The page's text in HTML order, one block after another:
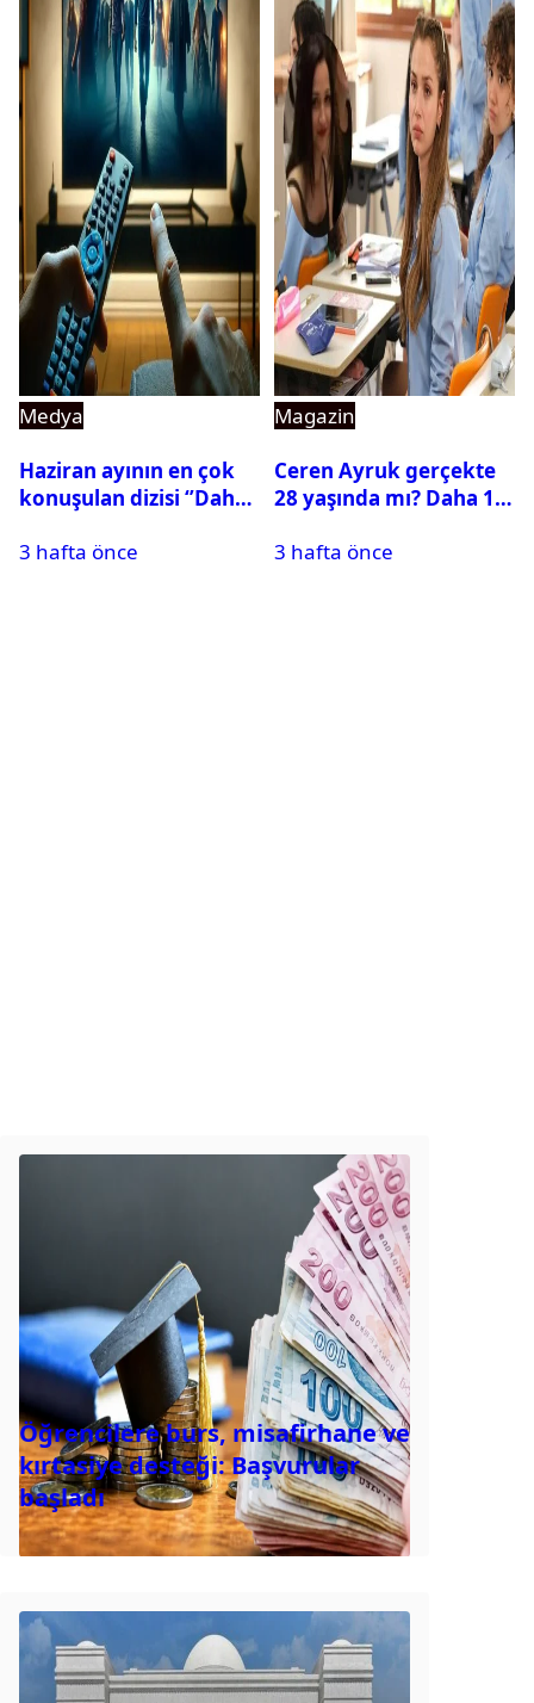
Medya
Haziran ayının en çok
konuşulan dizisi ‘’Daha
3 hafta önce
Magazin
Ceren Ayruk gerçekte
28 yaşında mı? Daha 17
3 hafta önce
Öğrencilere burs, misafirhane ve
kırtasiye desteği: Başvurular
başladı